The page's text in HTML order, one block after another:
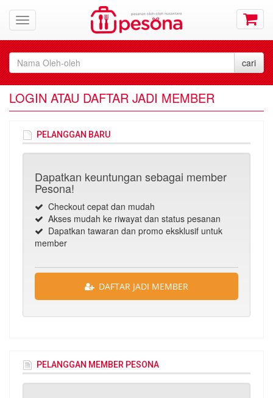
LOGIN ATAU DAFTAR JADI MEMBER
PELANGGAN BARU
Dapatkan keuntungan sebagai member
Pesona!
Checkout cepat dan mudah
Akses mudah ke riwayat dan status pesanan
Dapatkan tawaran dan promo eksklusif untuk
member
DAFTAR JADI MEMBER
PELANGGAN MEMBER PESONA